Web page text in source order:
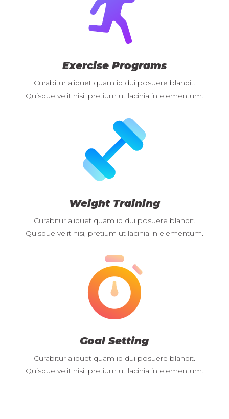
Exercise Programs
Curabitur aliquet quam id dui posuere blandit.
Quisque velit nisi, pretium ut lacinia in elementum.
Weight Training
Curabitur aliquet quam id dui posuere blandit.
Quisque velit nisi, pretium ut lacinia in elementum.
Goal Setting
Curabitur aliquet quam id dui posuere blandit.
Quisque velit nisi, pretium ut lacinia in elementum.